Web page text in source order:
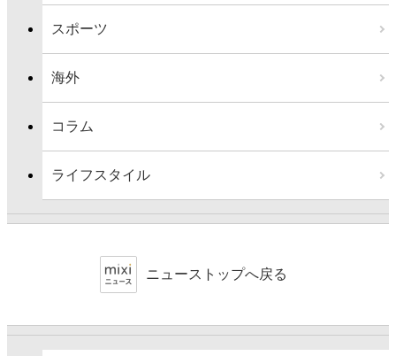
スポーツ
海外
コラム
ライフスタイル
ニューストップへ戻る